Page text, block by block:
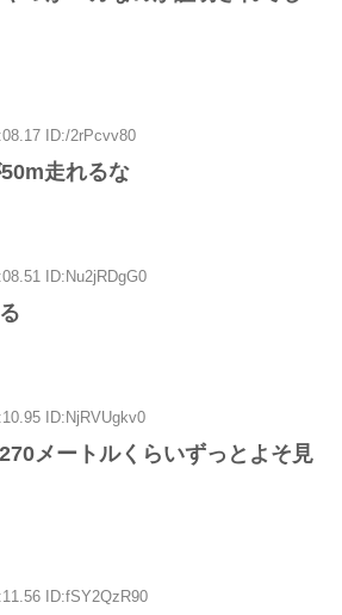
ID:/2rPcvv80
走れるな
ID:Nu2jRDgG0
ID:NjRVUgkv0
メートルくらいずっとよそ見
ID:fSY2QzR90